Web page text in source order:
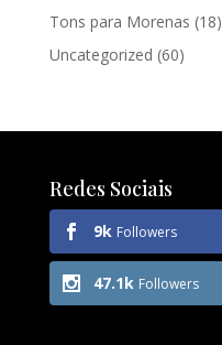
Tons para Morenas (18)
Uncategorized (60)
Redes Sociais
9k Followers
47.1k Followers